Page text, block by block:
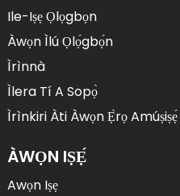
Ile-Iṣẹ Ọlọgbọn
Àwọn Ìlú Ọlọ́gbọ́n
Ìrìnnà
Ìlera Tí A Sopọ̀
Ìrìnkiri Àti Àwọn Ẹ̀rọ Amúṣiṣẹ́
ÀWỌN IṢẸ́
Awọn Iṣẹ